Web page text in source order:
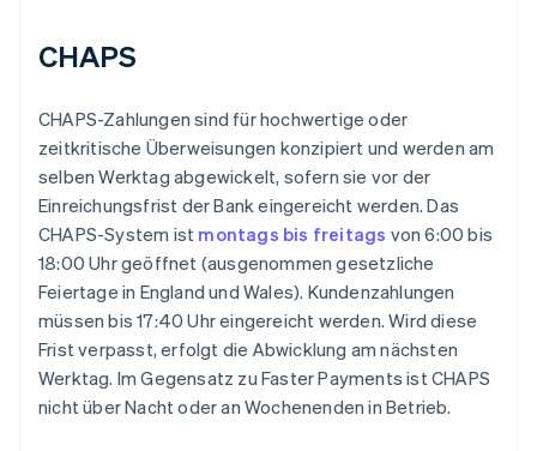
CHAPS
CHAPS-Zahlungen sind für hochwertige oder
zeitkritische Überweisungen konzipiert und werden am
selben Werktag abgewickelt, sofern sie vor der
Einreichungsfrist der Bank eingereicht werden. Das
CHAPS-System ist montags bis freitags von 6:00 bis
18:00 Uhr geöffnet (ausgenommen gesetzliche
Feiertage in England und Wales). Kundenzahlungen
müssen bis 17:40 Uhr eingereicht werden. Wird diese
Frist verpasst, erfolgt die Abwicklung am nächsten
Werktag. Im Gegensatz zu Faster Payments ist CHAPS
nicht über Nacht oder an Wochenenden in Betrieb.